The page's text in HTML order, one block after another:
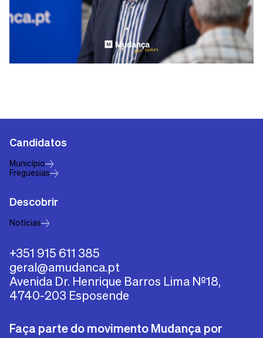
Candidatos
Município
Freguesias
Descobrir
Notícias
+351 915 611 385
geral@amudanca.pt
Avenida Dr. Henrique Barros Lima Nº18,
4740-203 Esposende
Faça parte do movimento Mudança por